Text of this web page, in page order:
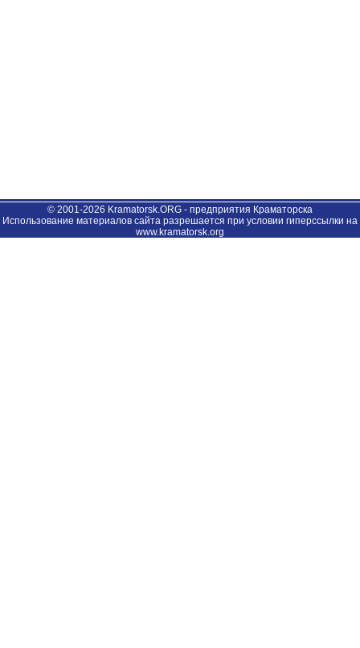
© 2001-2026 Kramatorsk.ORG - предприятия Краматорска
Использование материалов сайта разрешается при условии гиперссылки на
www.kramatorsk.org